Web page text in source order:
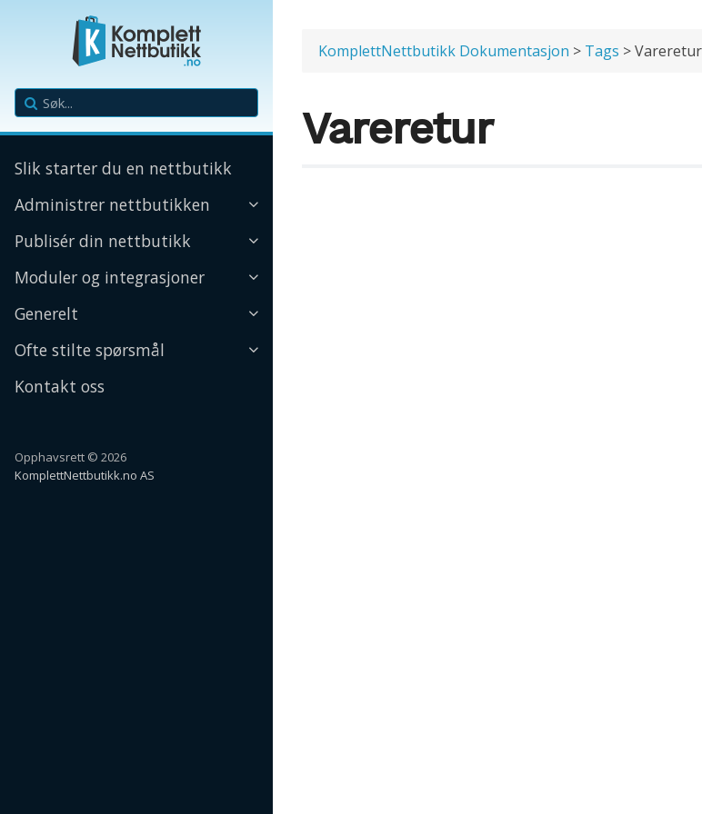
Slik starter du en nettbutikk
Administrer nettbutikken
Publisér din nettbutikk
Moduler og integrasjoner
Generelt
Ofte stilte spørsmål
Kontakt oss
Opphavsrett © 2026
KomplettNettbutikk.no AS
KomplettNettbutikk Dokumentasjon > Tags > Vareretur
Vareretur